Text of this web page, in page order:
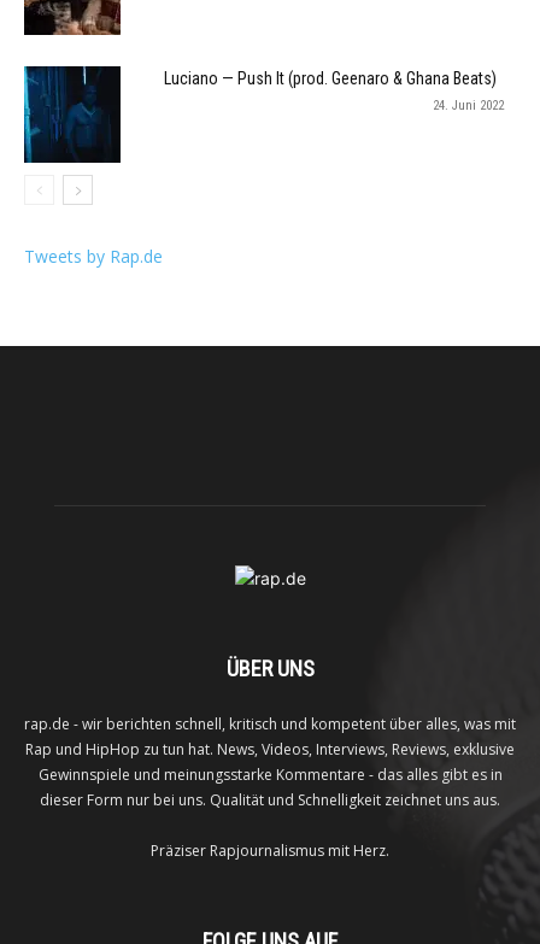
Luciano — Push It (prod. Geenaro & Ghana Beats)
24. Juni 2022
Tweets by Rap.de
ÜBER UNS
rap.de - wir berichten schnell, kritisch und kompetent über alles, was mit
Rap und HipHop zu tun hat. News, Videos, Interviews, Reviews, exklusive
Gewinnspiele und meinungsstarke Kommentare - das alles gibt es in
dieser Form nur bei uns. Qualität und Schnelligkeit zeichnet uns aus.
Präziser Rapjournalismus mit Herz.